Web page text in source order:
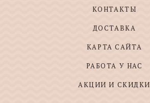
КОНТАКТЫ
ДОСТАВКА
КАРТА САЙТА
РАБОТА У НАС
АКЦИИ И СКИДКИ